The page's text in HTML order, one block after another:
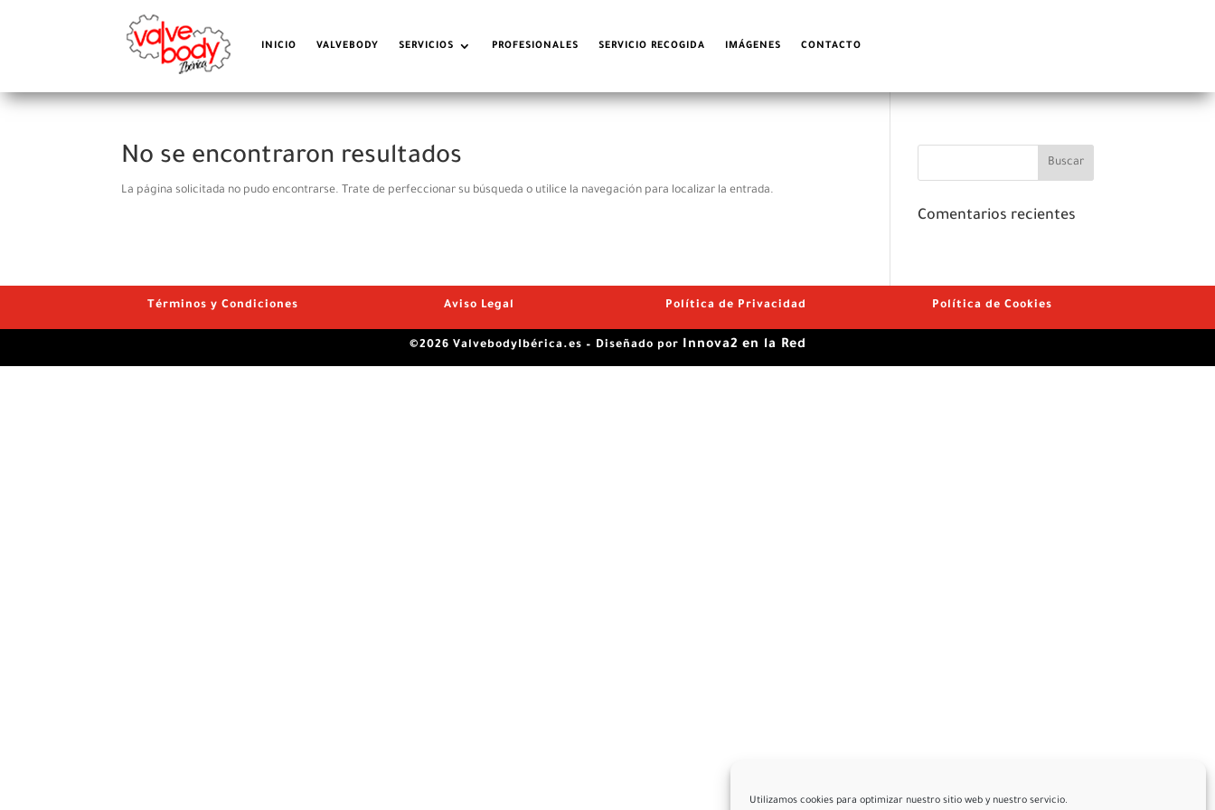
Utilizamos cookies para optimizar nuestro sitio web y nuestro servicio.
INICIO VALVEBODY SERVICIOS PROFESIONALES SERVICIO RECOGIDA IMÁGENES CONTACTO
No se encontraron resultados
La página solicitada no pudo encontrarse. Trate de perfeccionar su búsqueda o utilice la navegación para localizar la entrada.
Comentarios recientes
Términos y Condiciones Aviso Legal Política de Privacidad Política de Cookies
©2026 ValvebodyIbérica.es – Diseñado por Innova2 en la Red